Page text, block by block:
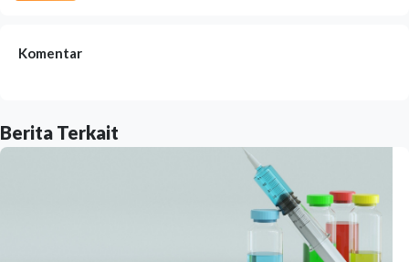
Komentar
Berita Terkait